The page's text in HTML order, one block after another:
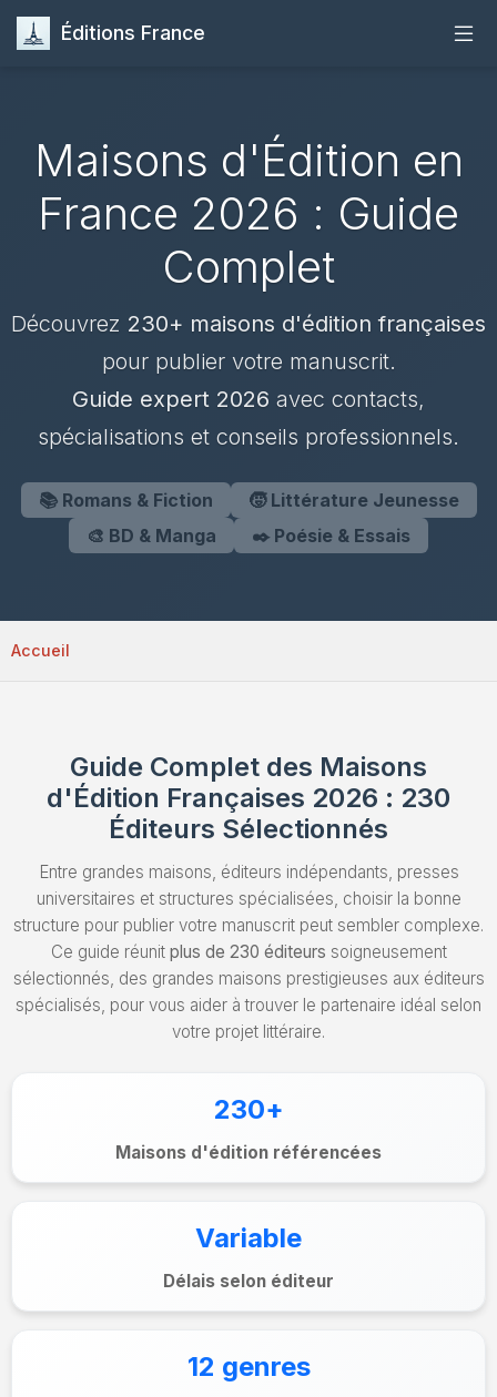
Éditions France
Publier
Maisons d'Édition
Formation
Envoyez un Manuscrit
Maisons d'Édition en
France 2026 : Guide
Complet
Découvrez 230+ maisons d'édition françaises
pour publier votre manuscrit.
Guide expert 2026 avec contacts,
spécialisations et conseils professionnels.
📚 Romans & Fiction
🧒 Littérature Jeunesse
🎨 BD & Manga
✒️ Poésie & Essais
Accueil
Guide Complet des Maisons
d'Édition Françaises 2026 : 230
Éditeurs Sélectionnés
Entre grandes maisons, éditeurs indépendants, presses
universitaires et structures spécialisées, choisir la bonne
structure pour publier votre manuscrit peut sembler complexe.
Ce guide réunit plus de 230 éditeurs soigneusement
sélectionnés, des grandes maisons prestigieuses aux éditeurs
spécialisés, pour vous aider à trouver le partenaire idéal selon
votre projet littéraire.
230+
Maisons d'édition référencées
Variable
Délais selon éditeur
12 genres